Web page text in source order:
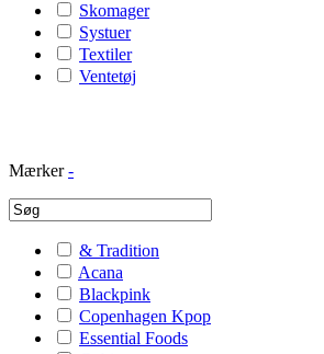
Skomager
Systuer
Textiler
Ventetøj
Mærker -
& Tradition
Acana
Blackpink
Copenhagen Kpop
Essential Foods